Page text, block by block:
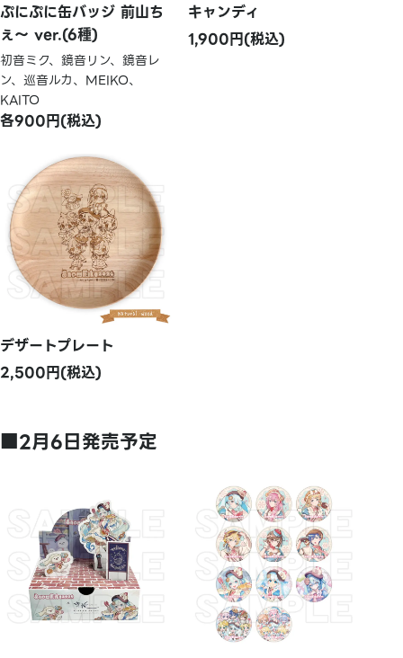
ぷにぷに缶バッジ 前山ち
ぇ～ ver.(6種)
初音ミク、鏡音リン、鏡音レ
ン、巡音ルカ、MEIKO、
KAITO
各900円(税込)
キャンディ
1,900円(税込)
デザートプレート
2,500円(税込)
■2月6日発売予定